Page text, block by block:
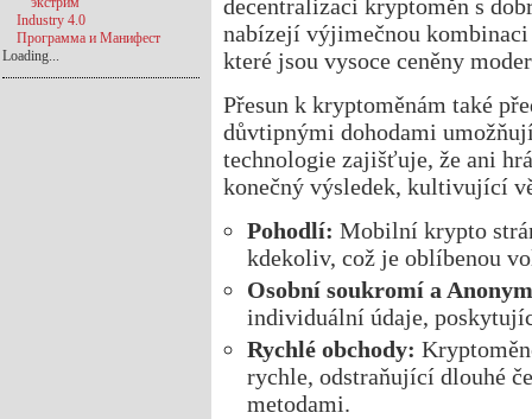
decentralizaci kryptoměn s
nabízejí výjimečnou
které jsou vysoce ceněny
Přesun k kryptoměnám také
důvtipnými dohodami
technologie zajišťuje, že ani
konečný výsledek, kultivující
Pohodlí: Mobilní krypto
kdekoliv, což je oblíbenou
Osobní soukromí a
individuální údaje,
Rychlé obchody:
rychle, odstraňující dlouhé
metodami.
Industry 4.0
Программа и Манифест
Loading...